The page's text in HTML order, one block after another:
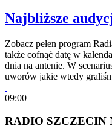
Najbliższe
Zobacz pełen program
także cofnąć datę w
dnia na antenie. W
uworów jakie wtedy
09:00
RADIO SZCZECIN